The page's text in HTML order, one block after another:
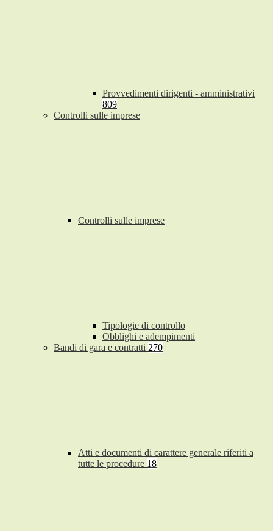
Provvedimenti dirigenti - amministrativi
809
Controlli sulle imprese
Controlli sulle imprese
Tipologie di controllo
Obblighi e adempimenti
Bandi di gara e contratti 270
Atti e documenti di carattere generale riferiti a
tutte le procedure 18